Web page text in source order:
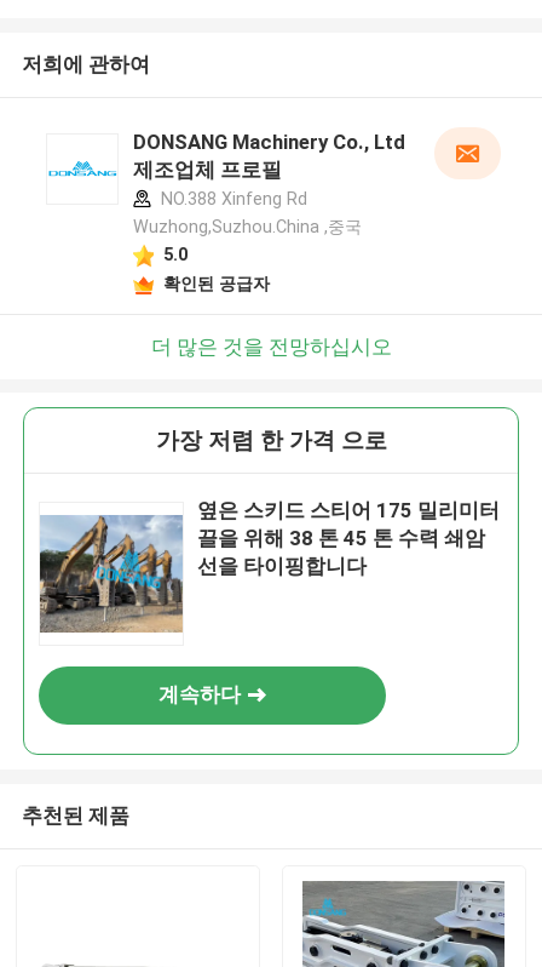
저희에 관하여
DONSANG Machinery Co., Ltd
제조업체 프로필
NO.388 Xinfeng Rd
Wuzhong,Suzhou.China ,중국
5.0
확인된 공급자
더 많은 것을 전망하십시오
가장 저렴 한 가격 으로
옆은 스키드 스티어 175 밀리미터
끌을 위해 38 톤 45 톤 수력 쇄암
선을 타이핑합니다
계속하다
추천된 제품